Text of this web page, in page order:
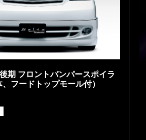
期 フロントバンパースポイラ
フードトップモール付）